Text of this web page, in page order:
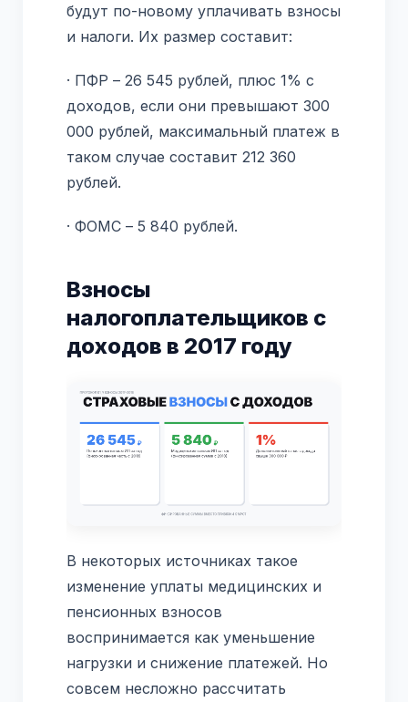
будут по-новому уплачивать взносы
и налоги. Их размер составит:
· ПФР – 26 545 рублей, плюс 1% с
доходов, если они превышают 300
000 рублей, максимальный платеж в
таком случае составит 212 360
рублей.
· ФОМС – 5 840 рублей.
Взносы
налогоплательщиков с
доходов в 2017 году
В некоторых источниках такое
изменение уплаты медицинских и
пенсионных взносов
воспринимается как уменьшение
нагрузки и снижение платежей. Но
совсем несложно рассчитать